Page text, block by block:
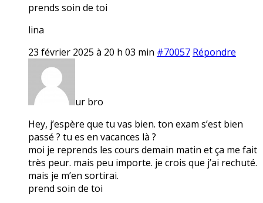
prends soin de toi
lina
23 février 2025 à 20 h 03 min #70057 Répondre
ur bro
Hey, j’espère que tu vas bien. ton exam s’est bien
passé ? tu es en vacances là ?
moi je reprends les cours demain matin et ça me fait
très peur. mais peu importe. je crois que j’ai rechuté.
mais je m’en sortirai.
prend soin de toi